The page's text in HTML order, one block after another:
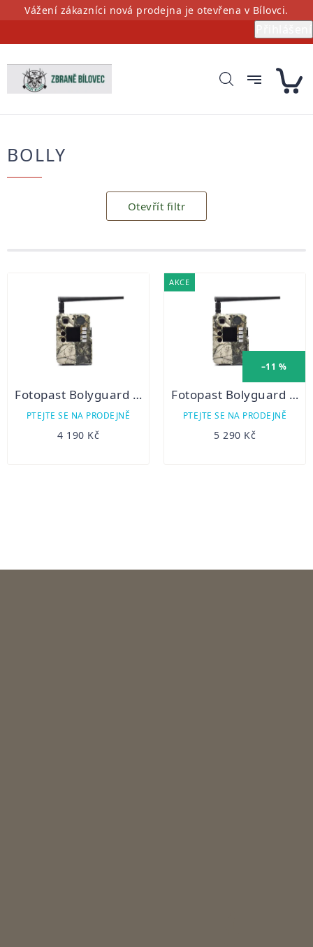
PřejítVážení zákazníci nová prodejna je otevřena v Bílovci.
BOLLY
Otevřít filtr
produktů
Fotopast Bolyguard BG310-M
PTEJTE SE NA PRODEJNĚ
4 190 Kč
AKCE
–11 %
Fotopast Bolyguard BG310-MFP +solární panel
PTEJTE SE NA PRODEJNĚ
5 290 Kč